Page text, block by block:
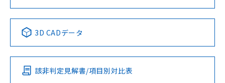
以上、n: 30mm以上
検出領域
Pb Hg Cd Cr(VI)
O
No No No No
この製品の規格認証/適合状況ページへ
その他の認証はこちらのページからご検索ください
3D CADデータ
該非判定見解書/項目別対比表